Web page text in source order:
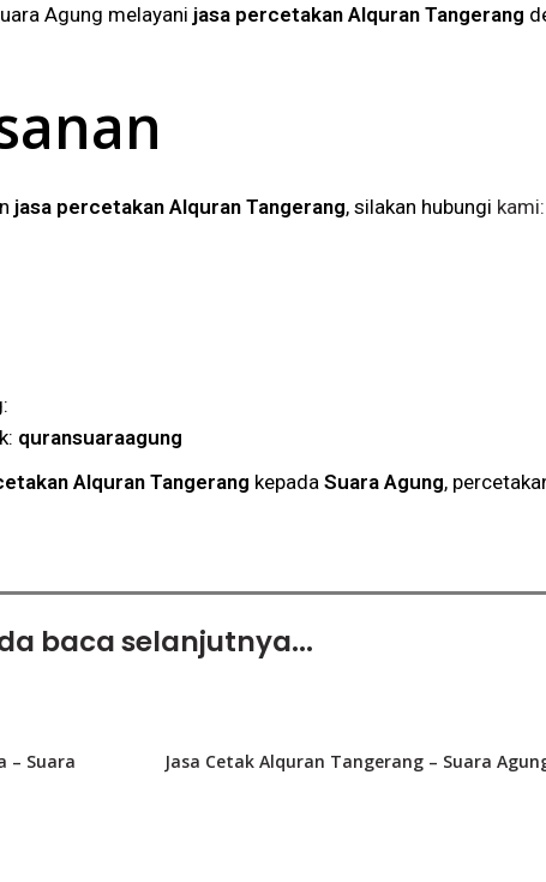
Agung melayani jasa percetakan Alquran Tangerang
jasa percetakan Alquran Tangerang, silakan hubungi kami:
quransuaraagung
Alquran Tangerang kepada Suara Agung,
baca selanjutnya...
– Suara
Jasa Cetak Alquran Tangerang – Suara